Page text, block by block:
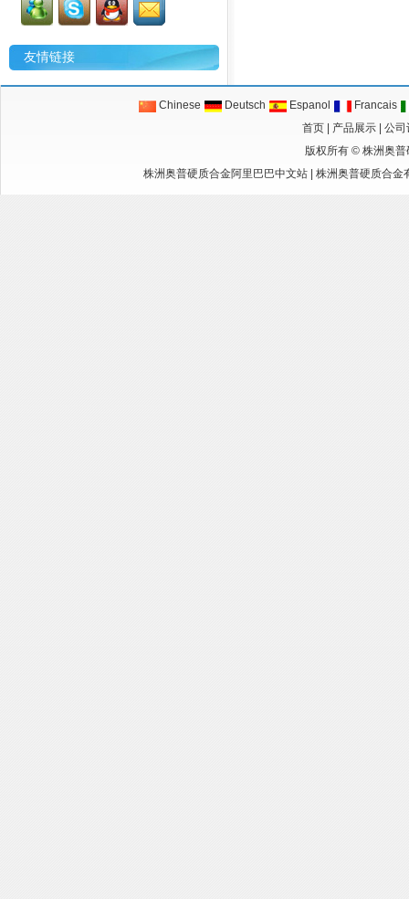
友情链接
Chinese Deutsch Espanol
Francais
首页
产品展示
公司
版权所有 © 株洲奥普
株洲奥普硬质合金阿里巴巴中文站| 株洲奥普硬质合金